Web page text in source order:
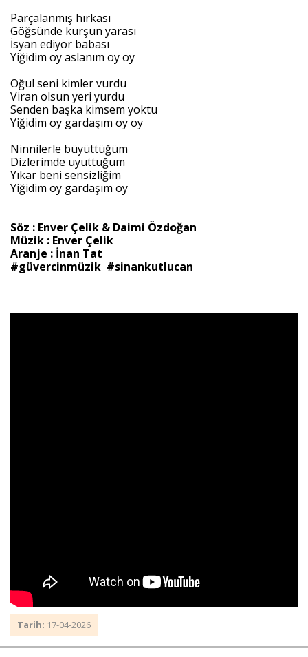
Parçalanmış hırkası
Göğsünde kurşun yarası
İsyan ediyor babası
Yiğidim oy aslanım oy oy
Oğul seni kimler vurdu
Viran olsun yeri yurdu
Senden başka kimsem yoktu
Yiğidim oy gardaşım oy oy
Ninnilerle büyüttüğüm
Dizlerimde uyuttuğum
Yıkar beni sensizliğim
Yiğidim oy gardaşım oy
Söz : Enver Çelik & Daimi Özdoğan
Müzik : Enver Çelik
Aranje : İnan Tat
#güvercinmüzik #sinankutlucan
Tarih: 17-04-2026